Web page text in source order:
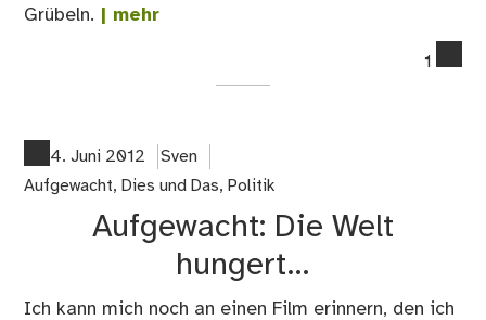
Grübeln. | mehr
1
4. Juni 2012
Sven
Aufgewacht, Dies und Das, Politik
Aufgewacht: Die Welt
hungert…
Ich kann mich noch an einen Film erinnern, den ich